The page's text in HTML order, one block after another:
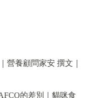
營養顧問家安 撰文｜
的差別｜貓咪食